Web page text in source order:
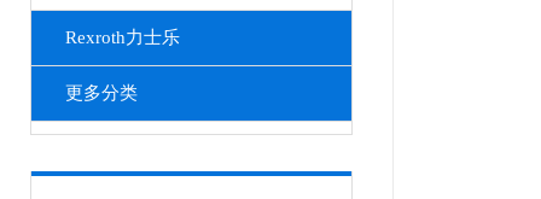
Rexroth力士乐
更多分类